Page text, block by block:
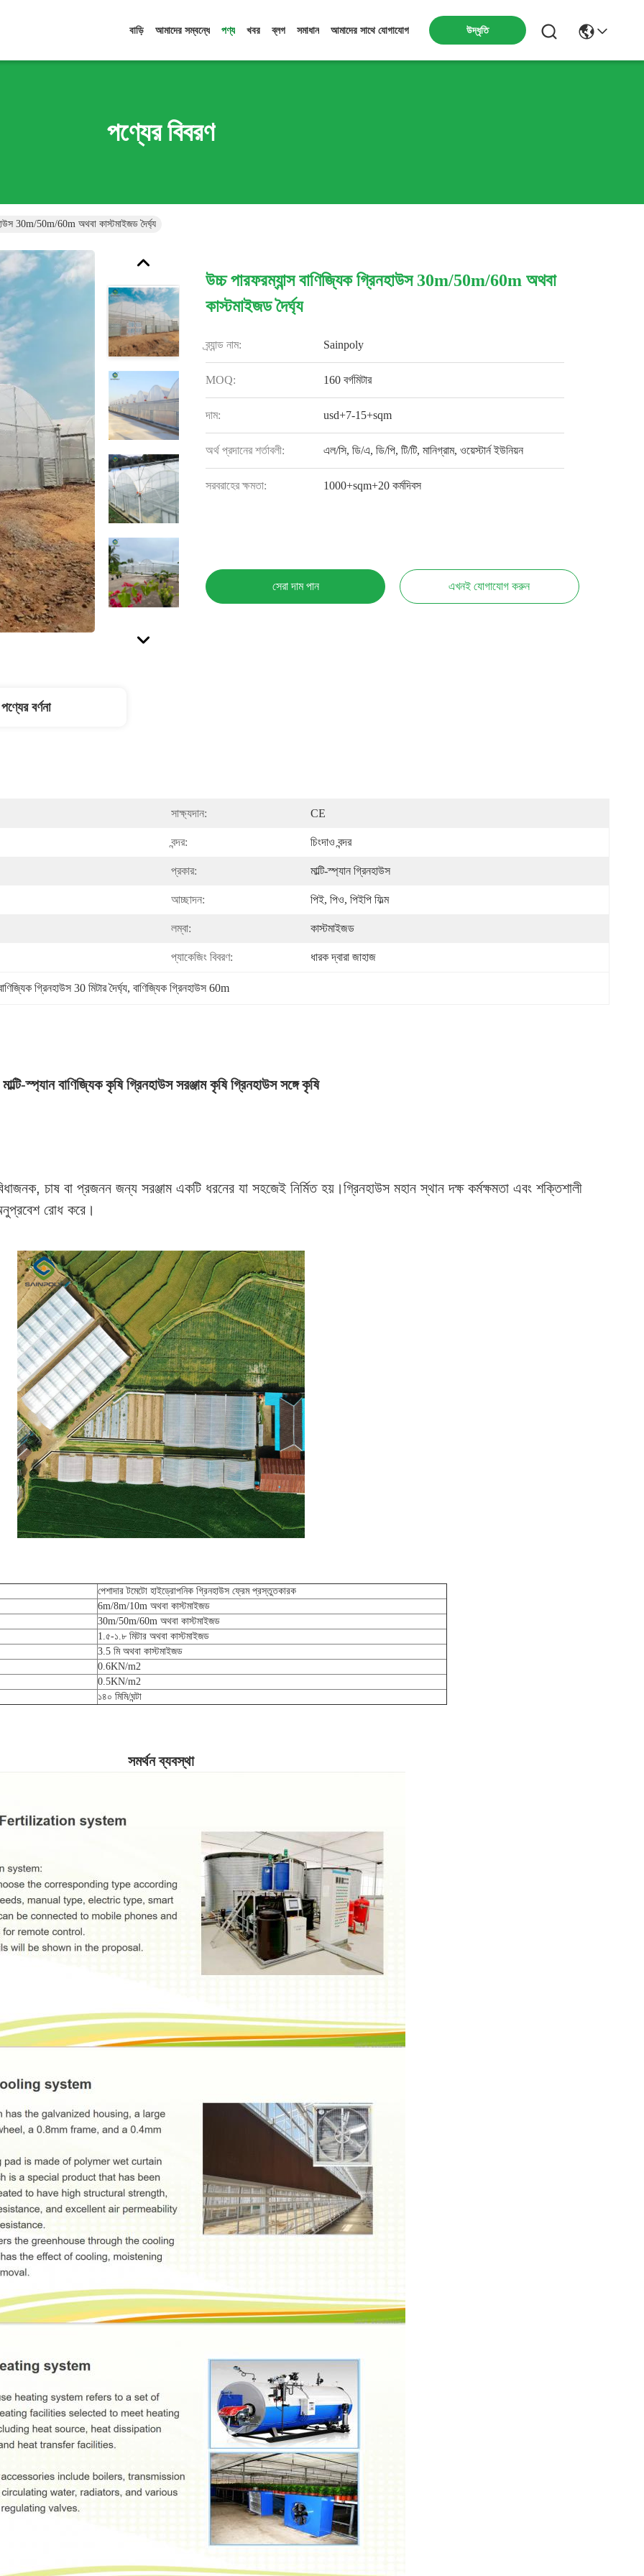
বাড়ি আমাদের সম্বন্ধে পণ্য খবর ব্লগ সমাধান আমাদের সাথে যোগাযোগ উদ্ধৃতি
পণ্যের বিবরণ
30m/50m/60m অথবা কাস্টমাইজড দৈর্ঘ্য
উচ্চ পারফরম্যান্স বাণিজ্যিক গ্রিনহাউস 30m/50m/60m অথবা
কাস্টমাইজড দৈর্ঘ্য
ব্র্যান্ড নাম: Sainpoly
MOQ: 160 বর্গমিটার
দাম: usd+7-15+sqm
অর্থ প্রদানের শর্তাবলী: এল/সি, ডি/এ, ডি/পি, টি/টি, মানিগ্রাম, ওয়েস্টার্ন ইউনিয়ন
সরবরাহের ক্ষমতা: 1000+sqm+20 কর্মদিবস
সেরা দাম পান এখনই যোগাযোগ করুন
পণ্যের বর্ণনা
সাক্ষ্যদান: CE
বন্দর: চিংদাও বন্দর
প্রকার: মাল্টি-স্প্যান গ্রিনহাউস
আচ্ছাদন: পিই, পিও, পিইপি ফিল্ম
লম্বা: কাস্টমাইজড
প্যাকেজিং বিবরণ: ধারক দ্বারা জাহাজ
গ্রিনহাউস 30 মিটার দৈর্ঘ্য, বাণিজ্যিক গ্রিনহাউস 60m
মাল্টি-স্প্যান বাণিজ্যিক কৃষি গ্রিনহাউস সরঞ্জাম কৃষি গ্রিনহাউস সঙ্গে কৃষি
চাষ বা প্রজনন জন্য সরঞ্জাম একটি ধরনের যা সহজেই নির্মিত হয়।গ্রিনহাউস মহান স্থান দক্ষ কর্মক্ষমতা এবং শক্তিশালী
রোধ করে।
পেশাদার টমেটো হাইড্রোপনিক গ্রিনহাউস ফ্রেম প্রস্তুতকারক
6m/8m/10m অথবা কাস্টমাইজড
30m/50m/60m অথবা কাস্টমাইজড
1.৫-১.৮ মিটার অথবা কাস্টমাইজড
3.5 মি অথবা কাস্টমাইজড
0.6KN/m2
0.5KN/m2
১৪০ মিমি/ঘন্টা
সমর্থন ব্যবস্থা